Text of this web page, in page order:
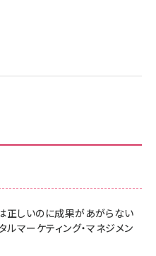
正しいのに成果があがらない
マーケティング・マネジメン